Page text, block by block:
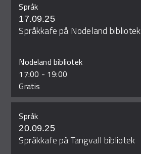
Språk
17.09.25
Språkkafe på Nodeland bibliotek
Nodeland bibliotek
17:00 - 19:00
Gratis
Språk
20.09.25
Språkkafe på Tangvall bibliotek